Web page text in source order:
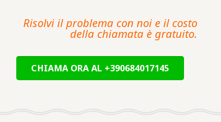
Risolvi il problema con noi e il costo
della chiamata è gratuito.
CHIAMA ORA AL +390684017145